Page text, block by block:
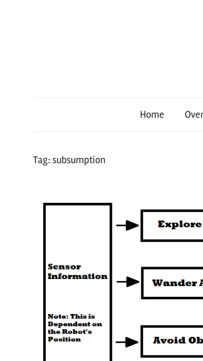
Home
Tag: subsumption